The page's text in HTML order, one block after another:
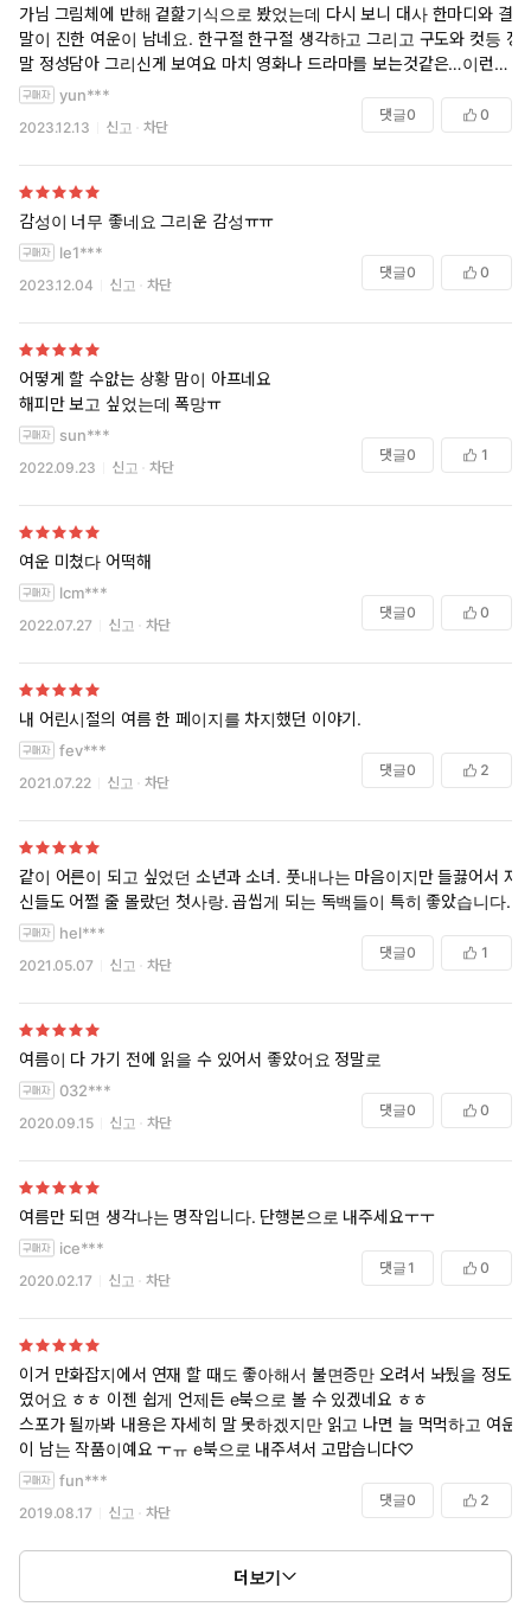
가님 그림체에 반해 겉핥기식으로 봤었는데 다시 보니 대사 한마디와 결
말이 진한 여운이 남네요. 한구절 한구절 생각하고 그리고 구도와 컷등 정
말 정성담아 그리신게 보여요 마치 영화나 드라마를 보는것같은…이런 씁
쓸하고 여운남는 분위기를 좋아합니다.앞으로도 좋은 작품 활동 해주세
yun***
2023.12.13 신고 차단
댓글0 0
감성이 너무 좋네요 그리운 감성ㅠㅠ
le1***
2023.12.04 신고 차단
댓글0 0
어떻게 할 수앖는 상황 맘이 아프네요
해피만 보고 싶었는데 폭망ㅠ
sun***
2022.09.23 신고 차단
댓글0 1
여운 미쳤다 어떡해
lcm***
2022.07.27 신고 차단
댓글0 0
내 어린시절의 여름 한 페이지를 차지했던 이야기.
fev***
2021.07.22 신고 차단
댓글0 2
같이 어른이 되고 싶었던 소년과 소녀. 풋내나는 마음이지만 들끓어서 자
신들도 어쩔 줄 몰랐던 첫사랑. 곱씹게 되는 독백들이 특히 좋았습니다.
hel***
2021.05.07 신고 차단
댓글0 1
여름이 다 가기 전에 읽을 수 있어서 좋았어요 정말로
032***
2020.09.15 신고 차단
댓글0 0
여름만 되면 생각나는 명작입니다. 단행본으로 내주세요ㅜㅜ
ice***
2020.02.17 신고 차단
댓글 1 0
이거 만화잡지에서 연재 할 때도 좋아해서 불면증만 오려서 놔뒀을 정도
였어요 ㅎㅎ 이젠 쉽게 언제든 e북으로 볼 수 있겠네요 ㅎㅎ
스포가 될까봐 내용은 자세히 말 못하겠지만 읽고 나면 늘 먹먹하고 여운
이 남는 작품이예요 ㅜㅠ e북으로 내주셔서 고맙습니다♡
fun***
2019.08.17 신고 차단
댓글0 2
더보기